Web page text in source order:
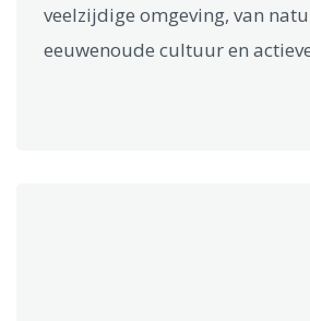
veelzijdige omgeving, van
eeuwenoude cultuur en